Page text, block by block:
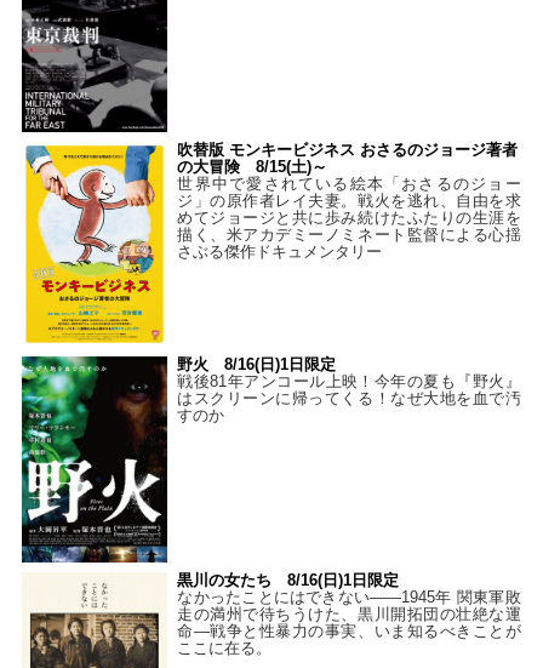
吹替版 モンキービジネス おさるのジョージ著者
の大冒険 8/15(土)～
世界中で愛されている絵本「おさるのジョー
ジ」の原作者レイ夫妻。戦火を逃れ、自由を求
めてジョージと共に歩み続けたふたりの生涯を
描く、米アカデミーノミネート監督による心揺
さぶる傑作ドキュメンタリー
野火 8/16(日)1日限定
戦後81年アンコール上映！今年の夏も『野火』
はスクリーンに帰ってくる！なぜ大地を血で汚
すのか
黒川の女たち 8/16(日)1日限定
なかったことにはできない——1945年 関東軍敗
走の満州で待ちうけた、黒川開拓団の壮絶な運
命―戦争と性暴力の事実、いま知るべきことが
ここに在る。